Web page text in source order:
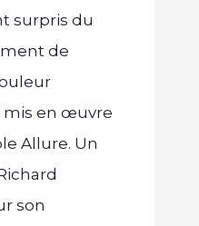
surpris du
de
mis en œuvre
Allure. Un
son